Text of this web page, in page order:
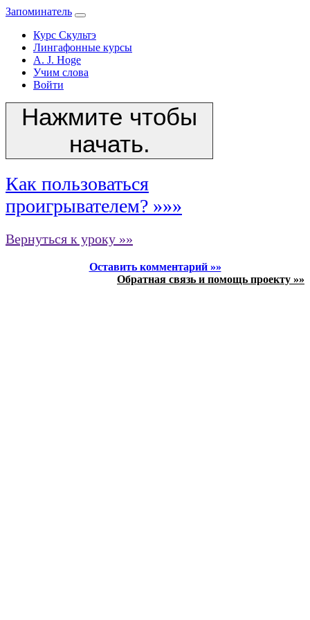
Запоминатель
Курс Скультэ
Лингафонные курсы
A. J. Hoge
Учим слова
Войти
Нажмите чтобы
начать.
Как пользоваться
проигрывателем? »»»
Вернуться к уроку »»
Оставить комментарий »»
Обратная связь и помощь проекту »»